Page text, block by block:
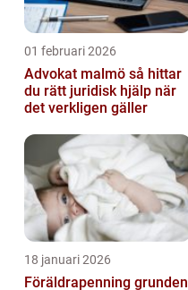
01 februari 2026
Advokat malmö så hittar
du rätt juridisk hjälp när
det verkligen gäller
18 januari 2026
Föräldrapenning grunden